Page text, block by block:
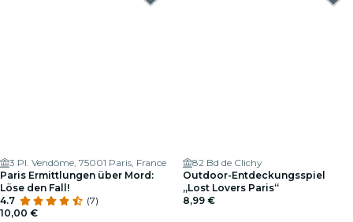
3 Pl. Vendôme, 75001 Paris, France
Paris Ermittlungen über Mord:
Löse den Fall!
4.7
(7)
10,00 €
82 Bd de Clichy
Outdoor-Entdeckungsspiel
„Lost Lovers Paris“
8,99 €